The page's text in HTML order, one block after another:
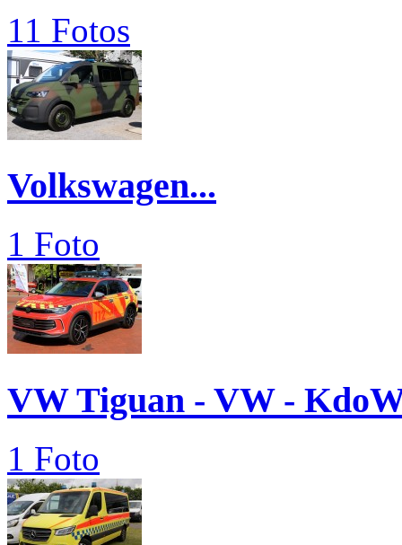
11 Fotos
Volkswagen...
1 Foto
VW Tiguan - VW -
1 Foto